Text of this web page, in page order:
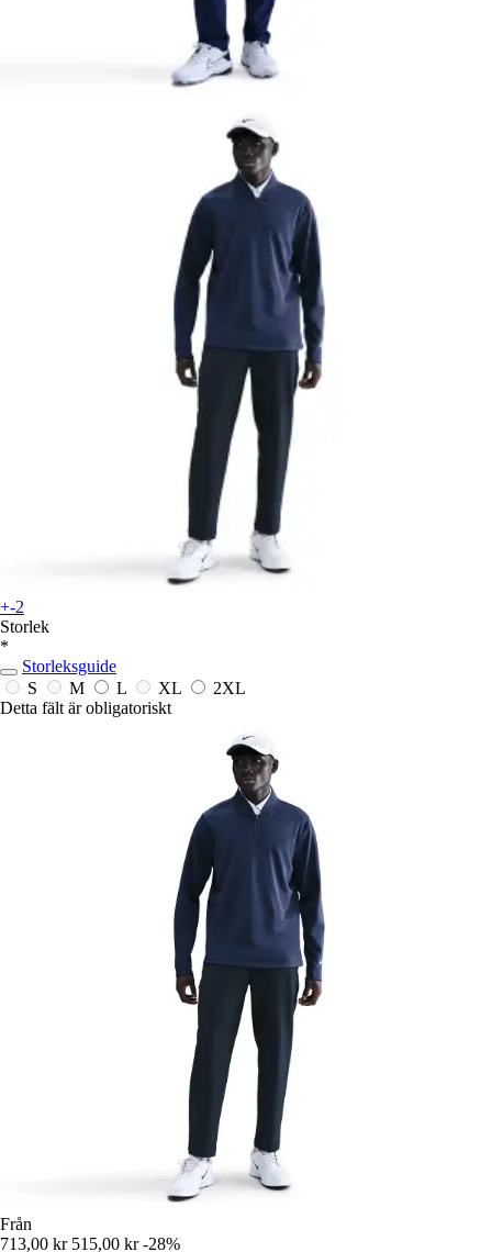
+-2
Storlek
*
Storleksguide
S
M L XL
2XL
Detta fält är obligatoriskt
Från
713,00 kr 515,00 kr -28%